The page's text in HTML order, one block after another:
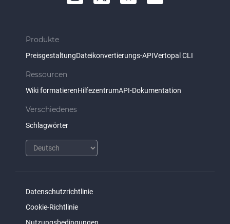
Produkte
PreisgestaltungDateikonvertierungs-APIVertopal CLI
Ressourcen
Wiki formatierenHilfezentrumAPI-Dokumentation
Verschiedenes
Schlagwörter
Datenschutzrichtlinie
Cookie-Richtlinie